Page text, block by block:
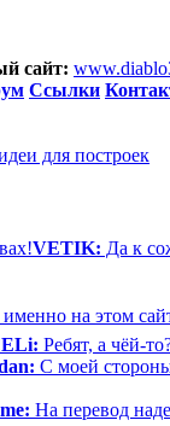
сайт:
Ссылки
для построек
VETIK: Да к
на этом
ELi: Ребят, а чёй-
С моей
На перевод